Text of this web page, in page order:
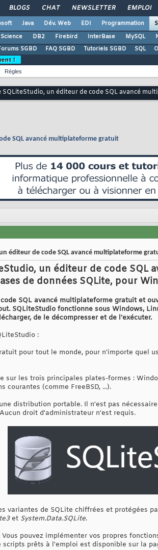
BLOGS CHAT NEWSLETTER EMPLOI
Java Dév. Web EDI Programmation
DB2 Firebird InterBase MySQL
SGBD FAQ SGBD Tutoriels SGBD SQL
!
Règles
SQLiteStudio, un éditeur de code SQL avancé
SQL avancé multiplateforme gratuit
éditeur de code SQL avancé multiplateforme
un éditeur de code SQL
de données SQLite, pour
SQL avancé multiplateforme gratuit et
SQLiteStudio fonctionne sous Windows,
de le décompresser et de l'exécuter.
:
pour tout le monde, pour n'importe quel
sur les trois principales plates-formes :
courantes (comme FreeBSD, ...).
distribution portable. Il n'est pas
droit d'administrateur n'est requis.
variantes de SQLite chiffrées et protégées
et System.Data.SQLite.
Vous pouvez implémenter vos propres
scripts prêts à l'emploi est disponible sur la